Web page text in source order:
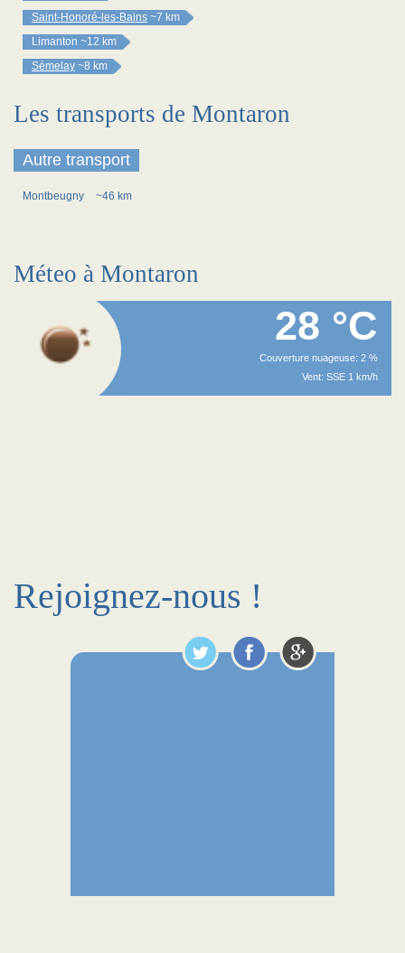
Saint-Honoré-les-Bains ~7 km
Limanton ~12 km
Sémelay ~8 km
Les transports de Montaron
Autre transport
Montbeugny ~46 km
Méteo à Montaron
28 °C
Couverture nuageuse: 2 %
Vent: SSE 1 km/h
Rejoignez-nous !